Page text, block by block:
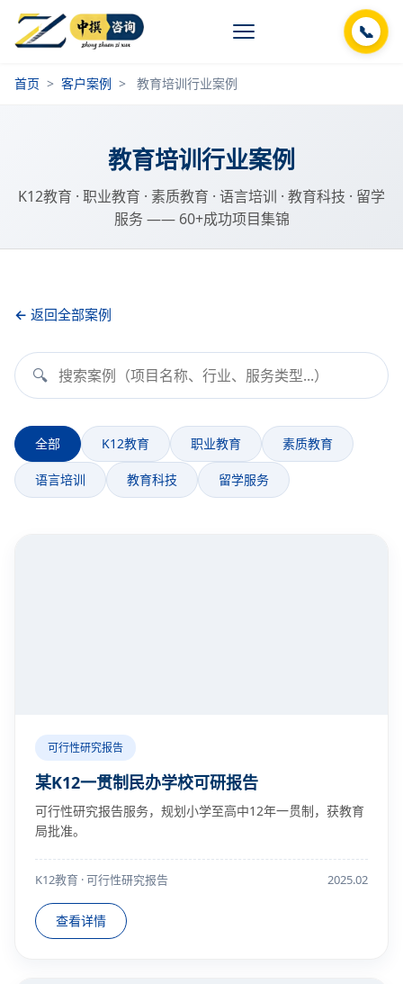
📞
首页 > 客户案例 > 教育培训行业案例
教育培训行业案例
K12教育 · 职业教育 · 素质教育 · 语言培训 · 教育科技 · 留学
服务 —— 60+成功项目集锦
返回全部案例
🔍
全部 K12教育 职业教育 素质教育
语言培训 教育科技 留学服务
可行性研究报告
某K12一贯制民办学校可研报告
可行性研究报告服务，规划小学至高中12年一贯制，获教育
局批准。
K12教育 · 可行性研究报告 2025.02
查看详情